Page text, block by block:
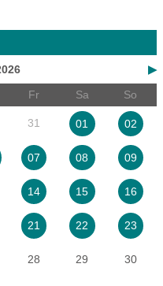
▶
Fr Sa So
31 01 02
07 08 09
14 15 16
21 22 23
28 29 30